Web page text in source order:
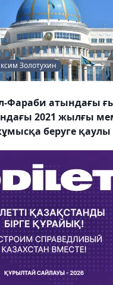
Золотухин
Фараби атындағы
2021 жылғы
беруге қаулы